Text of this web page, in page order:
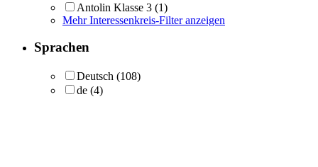
Antolin Klasse 3 (1)
Mehr Interessenkreis-Filter anzeigen
Sprachen
Deutsch (108)
de (4)